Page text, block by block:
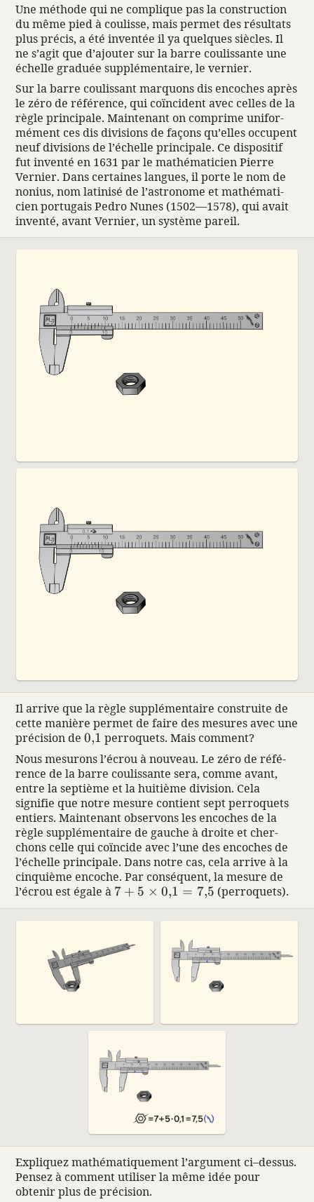
Une méthode qui ne complique pas la construc­tion
du même pied à coulisse, mais permet des résul­tats
plus précis, a été inventée il ya quelques siècles. Il
ne s’agit que d’ajouter sur la barre coulis­sante une
échelle graduée supplé­men­taire, le vernier.
Sur la barre coulis­sant marquons dis encoches après
le zéro de réfé­rence, qui coïn­cident avec celles de la
règle prin­ci­pale. Main­te­nant on comprime unifor­
mé­ment ces dis divi­sions de façons qu’elles occupent
neuf divi­sions de l’échelle prin­ci­pale. Ce dispo­sitif
fut inventé en 1631 par le mathé­ma­ti­cien Pierre
Vernier. Dans certaines langues, il porte le nom de
nonius, nom lati­nisé de l’astro­nome et mathé­ma­ti­
cien portu­gais Pedro Nunes (1502—1578), qui avait
inventé, avant Vernier, un système pareil.
Il arrive que la règle supplé­men­taire construite de
cette manière permet de faire des mesures avec une
préci­sion de 0{,}1
0,1 perroquets. Mais comment?
Nous mesu­rons l’écrou à nouveau. Le zéro de réfé­
rence de la barre coulis­sante sera, comme avant,
entre la septième et la huitième divi­sion. Cela
signifie que notre mesure contient sept perroquets
entiers. Main­te­nant obser­vons les encoches de la
règle supplé­men­taire de gauche à droite et cher­
chons celle qui coïn­cide avec l’une des encoches de
l’échelle prin­ci­pale. Dans notre cas, cela arrive à la
cinquième encoche. Par consé­quent, la mesure de
l’écrou est égale à 7 + 5 × 0{,}1 = 7{,}5
7 + 5 × 0,1 = 7,5 (perroquets).
Expliquez mathé­ma­tique­ment l’argu­ment ci–dessus.
Pensez à comment utiliser la même idée pour
obtenir plus de préci­sion.